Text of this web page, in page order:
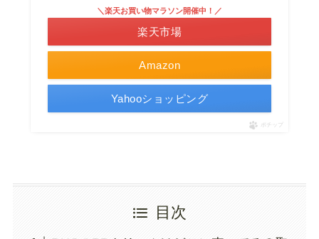
Amazon
＼楽天お買い物マラソン開催中！／
楽天市場
Yahooショッピング
ポチップ
目次